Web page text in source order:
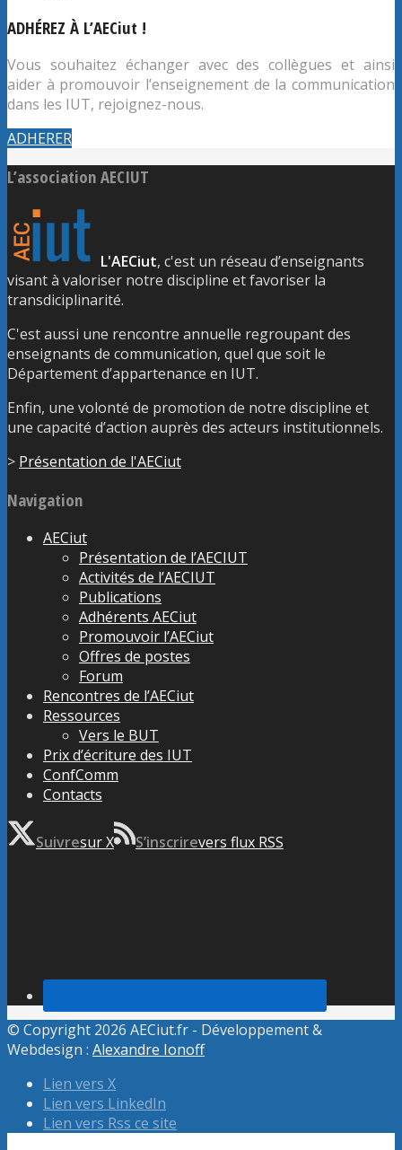
ADHÉREZ À L’AECiut !
Vous souhaitez échanger avec des collègues et ainsi
aider à promouvoir l’enseignement de la communication
dans les IUT, rejoignez-nous.
ADHERER
L’association AECIUT
L'AECiut, c'est un réseau d’enseignants
visant à valoriser notre discipline et favoriser la
transdiciplinarité.
C'est aussi une rencontre annuelle regroupant des
enseignants de communication, quel que soit le
Département d’appartenance en IUT.
Enfin, une volonté de promotion de notre discipline et
une capacité d’action auprès des acteurs institutionnels.
> Présentation de l'AECiut
Navigation
AECiut
Présentation de l’AECIUT
Activités de l’AECIUT
Publications
Adhérents AECiut
Promouvoir l’AECiut
Offres de postes
Forum
Rencontres de l’AECiut
Ressources
Vers le BUT
Prix d’écriture des IUT
ConfComm
Contacts
Suivresur X S’inscrirevers flux RSS
© Copyright 2026 AECiut.fr - Développement &
Webdesign : Alexandre Ionoff
Lien vers X
Lien vers LinkedIn
Lien vers Rss ce site